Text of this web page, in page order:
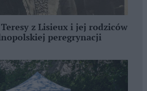
z Lisieux i jej rodziców
peregrynacji